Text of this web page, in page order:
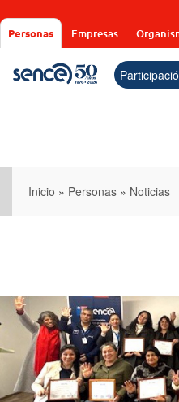
al
contenido
Personas Empresas
Inicio » Personas » Noticias